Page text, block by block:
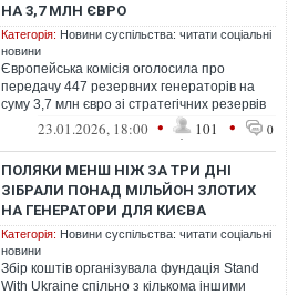
НА 3,7 МЛН ЄВРО
Категорія: Новини суспільства: читати соціальні
новини
Європейська комісія оголосила про
передачу 447 резервних генераторів на
суму 3,7 млн євро зі стратегічних резервів
ЄС для відновлення електропостачанн...
23.01.2026, 18:00 • 101 • 0
ПОЛЯКИ МЕНШ НІЖ ЗА ТРИ ДНІ
ЗІБРАЛИ ПОНАД МІЛЬЙОН ЗЛОТИХ
НА ГЕНЕРАТОРИ ДЛЯ КИЄВА
Категорія: Новини суспільства: читати соціальні
новини
Збір коштів організувала фундація Stand
With Ukraine спільно з кількома іншими